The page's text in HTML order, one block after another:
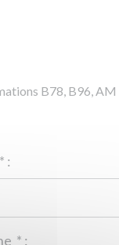
B78, B96,
* :
* :